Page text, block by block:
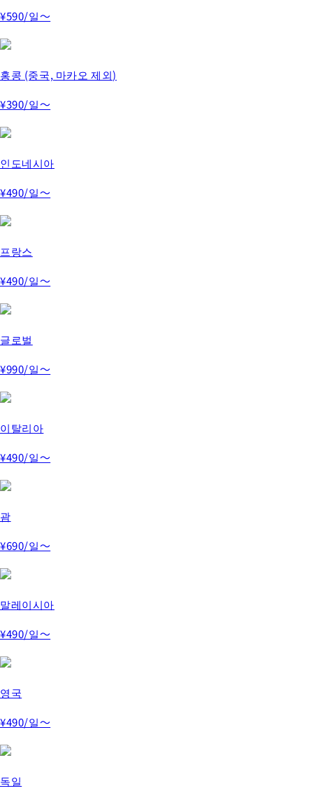
¥590/일～
홍콩 (중국, 마카오 제외)
¥390/일～
인도네시아
¥490/일～
프랑스
¥490/일～
글로벌
¥990/일～
이탈리아
¥490/일～
괌
¥690/일～
말레이시아
¥490/일～
영국
¥490/일～
독일